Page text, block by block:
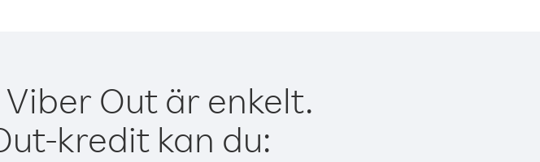
Out är enkelt.
kredit kan du: